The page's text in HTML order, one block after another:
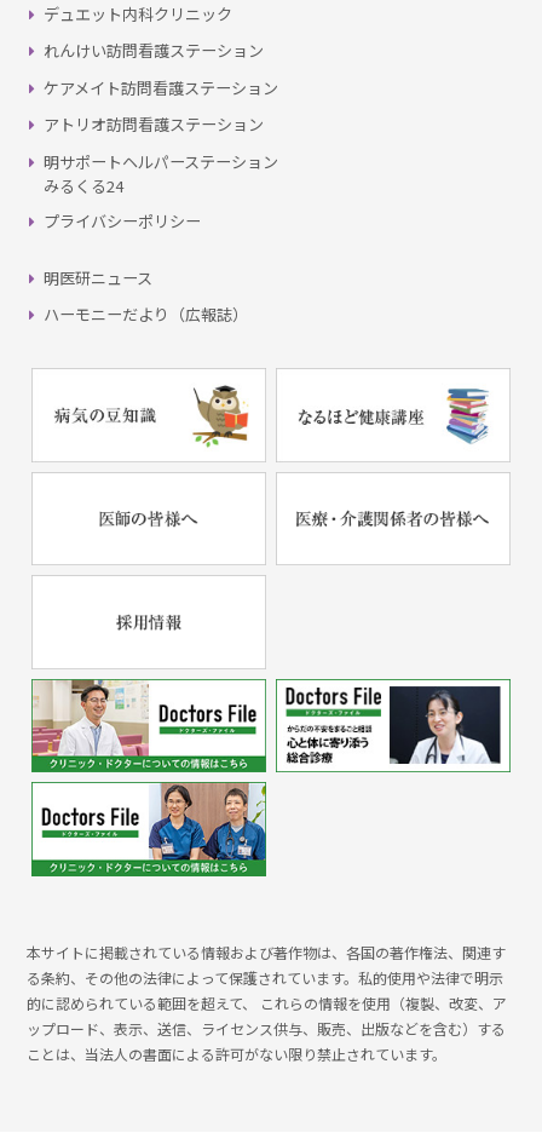
デュエット内科クリニック
れんけい訪問看護ステーション
ケアメイト訪問看護ステーション
アトリオ訪問看護ステーション
明サポートヘルパーステーション
みるくる24
プライバシーポリシー
明医研ニュース
ハーモニーだより（広報誌）
本サイトに掲載されている情報および著作物は、各国の著作権法、関連す
る条約、その他の法律によって保護されています。私的使用や法律で明示
的に認められている範囲を超えて、 これらの情報を使用（複製、改変、ア
ップロード、表示、送信、ライセンス供与、販売、出版などを含む）する
ことは、当法人の書面による許可がない限り禁止されています。